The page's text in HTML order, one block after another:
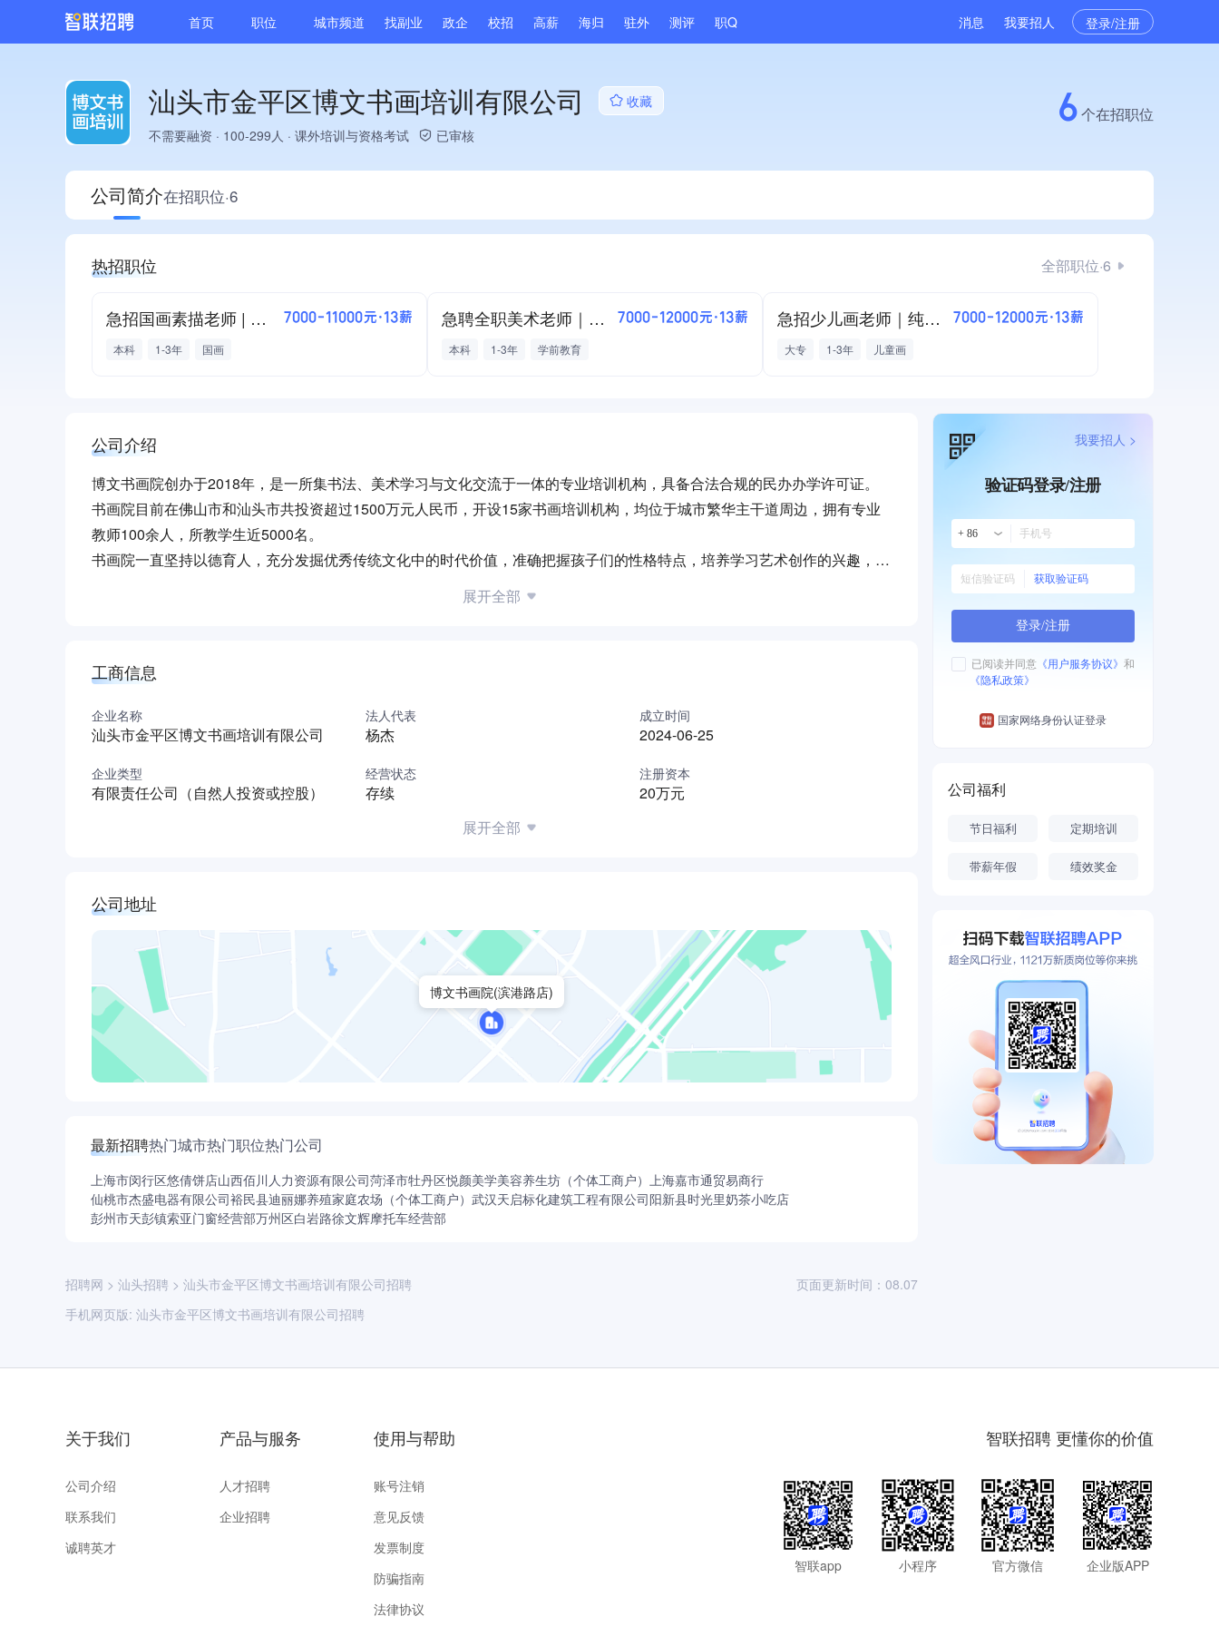
首页 职位 城市频道 找副业 政企 校招 高薪 海归 驻外 测评 职Q 消息 我要招人 登录/注册
汕头市金平区博文书画培训有限公司
收藏
不需要融资 · 100-299人 · 课外培训与资格考试 已审核
6个在招职位
公司简介在招职位·6
热招职位 全部职位·6
急招国画素描老师 | 汕头 高薪 晋升 7000-11000元·13薪
本科 1-3年 国画
急聘全职美术老师｜高薪+住宿+教研支持 7000-12000元·13薪
本科 1-3年 学前教育
急招少儿画老师｜纯教学无销售（低龄段） 7000-12000元·13薪
大专 1-3年 儿童画
公司介绍
博文书画院创办于2018年，是一所集书法、美术学习与文化交流于一体的专业培训机构，具备合法合规的民办办学许可证。
书画院目前在佛山市和汕头市共投资超过1500万元人民币，开设15家书画培训机构，均位于城市繁华主干道周边，拥有专业
教师100余人，所教学生近5000名。
书画院一直坚持以德育人，充分发掘优秀传统文化中的时代价值，准确把握孩子们的性格特点，培养学习艺术创作的兴趣，通
过锻炼他们的观察力、创造力、动手能力和审美能力，逐步提高孩子们的综合素质，为中华优秀传统文化艺术的传承与发展
培养更多书画艺术人才。 经过十年的沉淀，形成了具有独特的教学模式，并有一支专业院校毕业的教师团队。 教学环境优
升发展平台。教师待遇丰厚，员工均有五险，日常不定期团队聚餐、有趣轻松的团建，绩优者更有外出旅游交流的机会。 我
们一直致力于发展专业化、系统化的书画教学体系，不断推动美育教育的创新发展，持续传承优秀中华文化，培育艺术未来。
展开全部
工商信息
企业名称
汕头市金平区博文书画培训有限公司
法人代表
杨杰
成立时间
2024-06-25
企业类型
有限责任公司（自然人投资或控股）
经营状态
存续
注册资本
20万元
展开全部
公司地址
博文书画院(滨港路店)
最新招聘热门城市热门职位热门公司
上海市闵行区悠倩饼店山西佰川人力资源有限公司菏泽市牡丹区悦颜美学美容养生坊（个体工商户） 上海嘉市通贸易商行
仙桃市杰盛电器有限公司裕民县迪丽娜养殖家庭农场（个体工商户） 武汉天启标化建筑工程有限公司阳新县时光里奶茶小吃店
彭州市天彭镇索亚门窗经营部万州区白岩路徐文辉摩托车经营部
招聘网 > 汕头招聘 > 汕头市金平区博文书画培训有限公司招聘
手机网页版: 汕头市金平区博文书画培训有限公司招聘
页面更新时间：08.07
验证码登录/注册
+ 86
获取验证码
登录/注册
已阅读并同意 《用户服务协议》 和
《隐私政策》
国家网络身份认证登录
我要招人 >
公司福利
节日福利 定期培训
带薪年假 绩效奖金
关于我们
公司介绍
联系我们
诚聘英才
产品与服务
人才招聘
企业招聘
使用与帮助
账号注销
意见反馈
发票制度
防骗指南
法律协议
智联招聘 更懂你的价值
智联app 小程序 官方微信 企业版APP